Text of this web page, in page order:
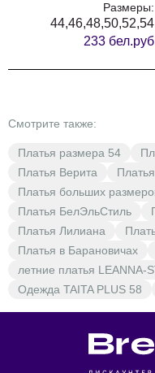
Размеры:
44,46,48,50,52,54
233 бел.руб
Смотрите также:
Платья размера 54
Платья Верита
Платья больших
Платья БелЭльСтиль
Платья Лилиана
Платья в Барановичах
летние платья LEANNA-
Одежда TAITA PLUS 58